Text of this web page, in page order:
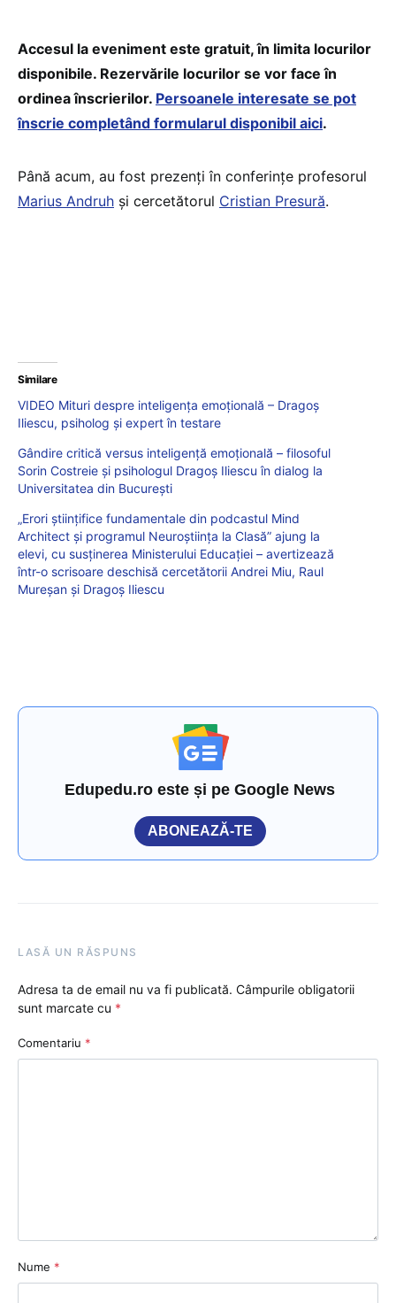
Accesul la eveniment este gratuit, în limita locurilor
disponibile. Rezervările locurilor se vor face în
ordinea înscrierilor. Persoanele interesate se pot
înscrie completând formularul disponibil aici.
Până acum, au fost prezenți în conferințe profesorul
Marius Andruh și cercetătorul Cristian Presură.
Similare
VIDEO Mituri despre inteligența emoțională – Dragoș
Iliescu, psiholog și expert în testare
Gândire critică versus inteligență emoțională – filosoful
Sorin Costreie și psihologul Dragoș Iliescu în dialog la
Universitatea din București
„Erori științifice fundamentale din podcastul Mind
Architect și programul Neuroștiința la Clasă” ajung la
elevi, cu susținerea Ministerului Educației – avertizează
într-o scrisoare deschisă cercetătorii Andrei Miu, Raul
Mureșan și Dragoș Iliescu
Edupedu.ro este și pe Google News
ABONEAZĂ-TE
LASĂ UN RĂSPUNS
Adresa ta de email nu va fi publicată. Câmpurile obligatorii
sunt marcate cu *
Comentariu *
Nume *